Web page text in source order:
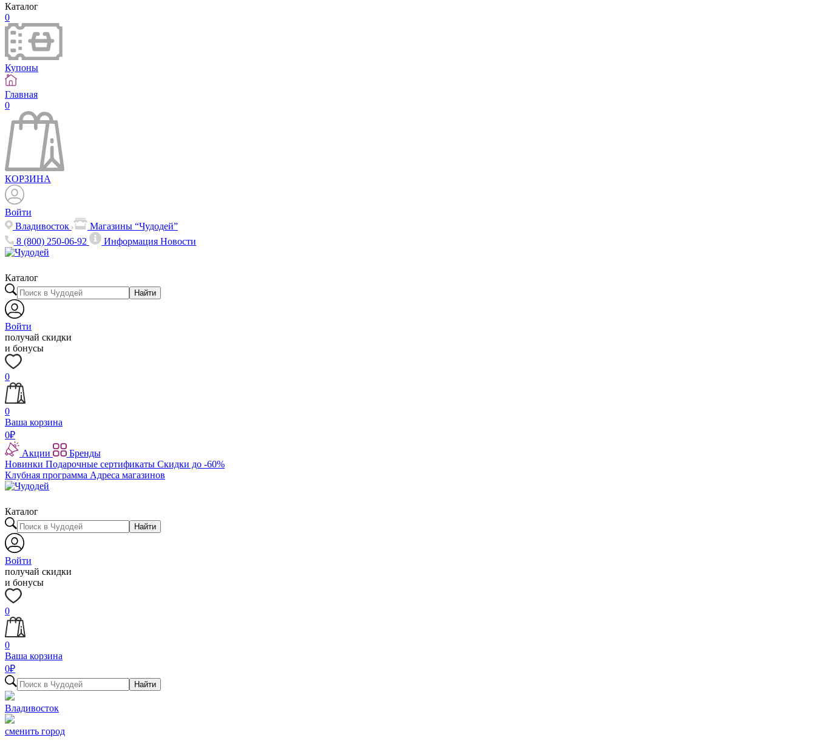
Каталог
0
Купоны
Главная
0
КОРЗИНА
Войти
Владивосток
Магазины “Чудодей”
8 (800) 250-06-92
ИнформацияНовости
Каталог
Найти
Войти
получай скидки
и бонусы
0
0
Ваша корзина
0₽
Акции
Бренды
Новинки Подарочные сертификаты Скидки до -60%
Клубная программа Адреса магазинов
Каталог
Найти
Войти
получай скидки
и бонусы
0
0
Ваша корзина
0₽
Найти
Владивосток
сменить город